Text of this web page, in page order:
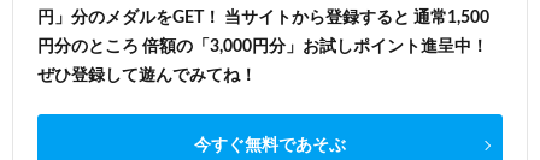
円」分のメダルをGET！ 当サイトから登録すると 通常1,500
円分のところ 倍額の「3,000円分」お試しポイント進呈中！
ぜひ登録して遊んでみてね！
今すぐ無料であそぶ